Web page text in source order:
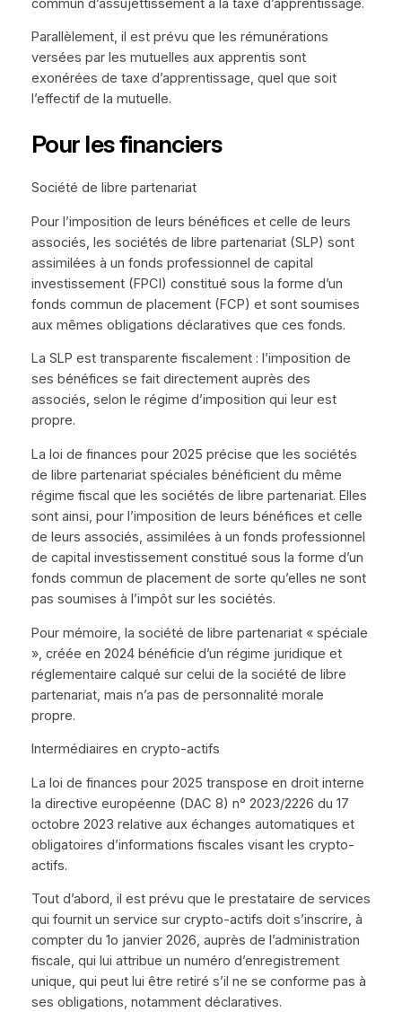
commun d’assujettissement à la taxe d’apprentissage.
Parallèlement, il est prévu que les rémunérations
versées par les mutuelles aux apprentis sont
exonérées de taxe d’apprentissage, quel que soit
l’effectif de la mutuelle.
Pour les financiers
Société de libre partenariat
Pour l’imposition de leurs bénéfices et celle de leurs
associés, les sociétés de libre partenariat (SLP) sont
assimilées à un fonds professionnel de capital
investissement (FPCI) constitué sous la forme d’un
fonds commun de placement (FCP) et sont soumises
aux mêmes obligations déclaratives que ces fonds.
La SLP est transparente fiscalement : l’imposition de
ses bénéfices se fait directement auprès des
associés, selon le régime d’imposition qui leur est
propre.
La loi de finances pour 2025 précise que les sociétés
de libre partenariat spéciales bénéficient du même
régime fiscal que les sociétés de libre partenariat. Elles
sont ainsi, pour l’imposition de leurs bénéfices et celle
de leurs associés, assimilées à un fonds professionnel
de capital investissement constitué sous la forme d’un
fonds commun de placement de sorte qu’elles ne sont
pas soumises à l’impôt sur les sociétés.
Pour mémoire, la société de libre partenariat « spéciale
», créée en 2024 bénéficie d’un régime juridique et
réglementaire calqué sur celui de la société de libre
partenariat, mais n’a pas de personnalité morale
propre.
Intermédiaires en crypto-actifs
La loi de finances pour 2025 transpose en droit interne
la directive européenne (DAC 8) n° 2023/2226 du 17
octobre 2023 relative aux échanges automatiques et
obligatoires d’informations fiscales visant les crypto-
actifs.
Tout d’abord, il est prévu que le prestataire de services
qui fournit un service sur crypto-actifs doit s’inscrire, à
compter du 1o janvier 2026, auprès de l’administration
fiscale, qui lui attribue un numéro d’enregistrement
unique, qui peut lui être retiré s’il ne se conforme pas à
ses obligations, notamment déclaratives.